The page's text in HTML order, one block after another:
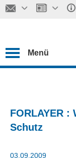
Menü
FORLAYER
Schutz
03.09.2009